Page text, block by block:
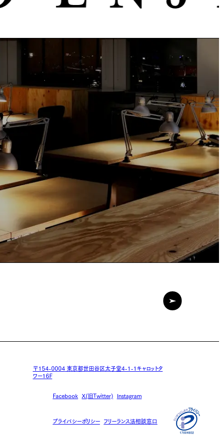
〒154-0004東京都世田谷区太子堂4-1-1キャロットタ
ワー16F
Facebook X(旧Twitter) Instagram
プライバシーポリシー フリーランス法相談窓口